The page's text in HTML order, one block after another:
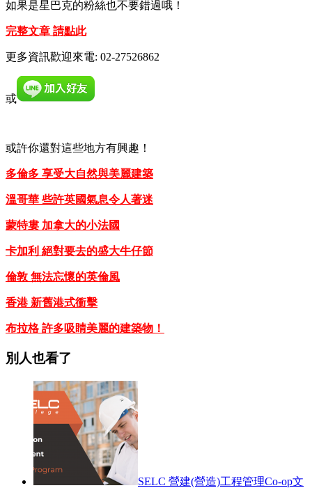
如果是星巴克的粉絲也不要錯過哦！
完整文章 請點此
更多資訊歡迎來電: 02-27526862
或
或許你還對這些地方有興趣！
多倫多 享受大自然與美麗建築
溫哥華 些許英國氣息令人著迷
蒙特婁 加拿大的小法國
卡加利 絕對要去的盛大牛仔節
倫敦 無法忘懷的英倫風
香港 新舊港式衝擊
布拉格 許多吸睛美麗的建築物！
別人也看了
SELC 營建(營造)工程管理Co-op文